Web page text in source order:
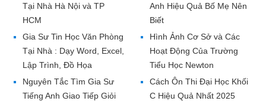
Tại Nhà Hà Nội và TP
HCM
Gia Sư Tin Học Văn Phòng
Tại Nhà : Dạy Word, Excel,
Lập Trình, Đồ Họa
Nguyên Tắc Tìm Gia Sư
Tiếng Anh Giao Tiếp Giỏi
Anh Hiệu Quả Bố Mẹ Nên
Biết
Hình Ảnh Cơ Sở và Các
Hoạt Động Của Trường
Tiểu Học Newton
Cách Ôn Thi Đại Học Khối
C Hiệu Quả Nhất 2025